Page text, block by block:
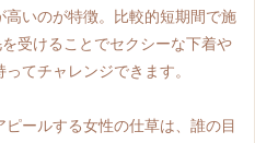
いのが特徴。比較的短期間で施
受けることでセクシーな下着や
てチャレンジできます。
ールする女性の仕草は、誰の目